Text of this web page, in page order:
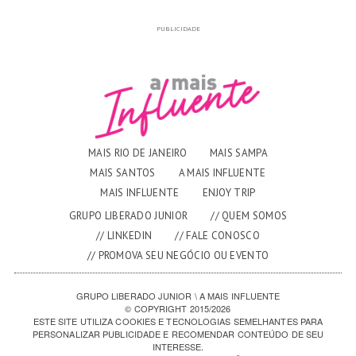
PUBLICIDADE
MAIS RIO DE JANEIRO
MAIS SAMPA
MAIS SANTOS
A MAIS INFLUENTE
MAIS INFLUENTE
ENJOY TRIP
GRUPO LIBERADO JUNIOR
// QUEM SOMOS
// LINKEDIN
// FALE CONOSCO
// PROMOVA SEU NEGÓCIO OU EVENTO
GRUPO LIBERADO JUNIOR \ A MAIS INFLUENTE
© COPYRIGHT 2015/2026
ESTE SITE UTILIZA COOKIES E TECNOLOGIAS SEMELHANTES PARA
PERSONALIZAR PUBLICIDADE E RECOMENDAR CONTEÚDO DE SEU
INTERESSE.